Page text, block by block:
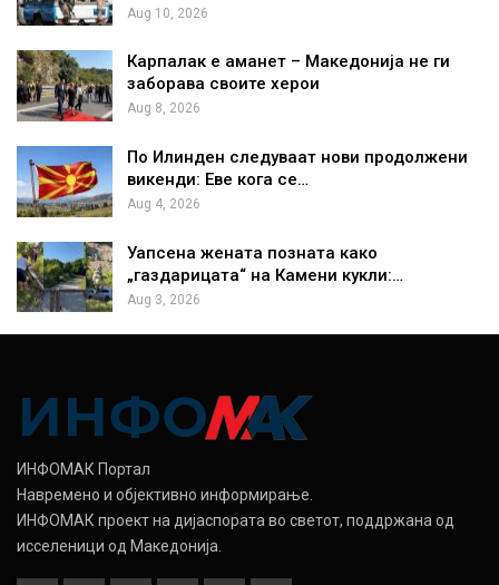
Aug 10, 2026
Карпалак е аманет – Македонија не ги
заборава своите херои
Aug 8, 2026
По Илинден следуваат нови продолжени
викенди: Еве кога се…
Aug 4, 2026
Уапсена жената позната како
„газдарицата“ на Камени кукли:…
Aug 3, 2026
ИНФОМАК Портал
Навремено и објективно информирање.
ИНФОМАК проект на дијаспората во светот, поддржана од
исселеници од Македонија.